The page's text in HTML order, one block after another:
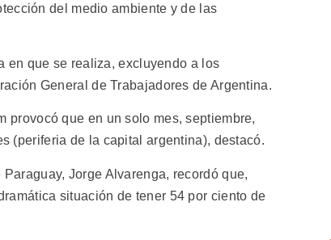
del medio ambiente y de las
en que se realiza, excluyendo a los
General de Trabajadores de Argentina.
provocó que en un solo mes, septiembre,
(periferia de la capital argentina), destacó.
Jorge Alvarenga, recordó que,
situación de tener 54 por ciento de